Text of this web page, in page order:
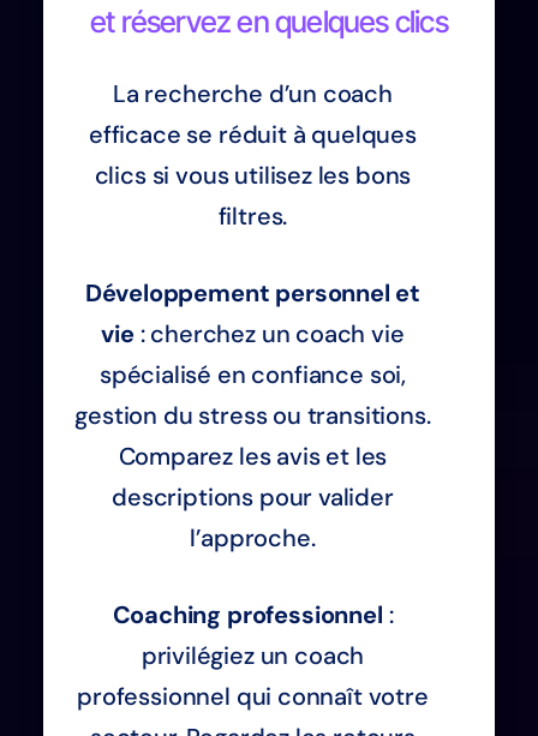
et réservez en quelques clics
La recherche d’un coach
efficace se réduit à quelques
clics si vous utilisez les bons
filtres.
Développement personnel et
vie: cherchez un coach vie
spécialisé en confiance soi,
gestion du stress ou transitions.
Comparez les avis et les
descriptions pour valider
l’approche.
Coaching professionnel :
privilégiez un coach
professionnel qui connaît votre